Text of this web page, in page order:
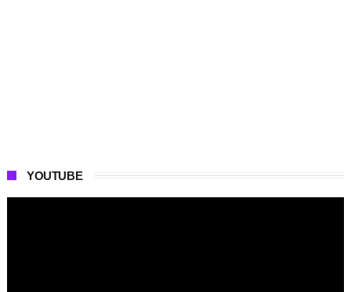
YOUTUBE